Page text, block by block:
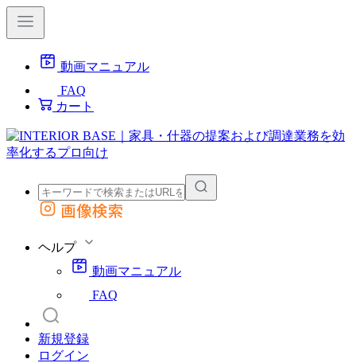
動画マニュアル
FAQ
カート
外部サイトの商品をカートに追加
画像検索
ヘルプ
動画マニュアル
FAQ
新規登録
ログイン